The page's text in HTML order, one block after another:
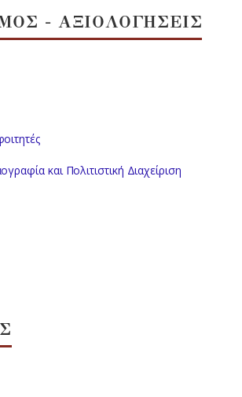
- ΑΞΙΟΛΟΓΗΣΕΙΣ
και Πολιτιστική Διαχείριση